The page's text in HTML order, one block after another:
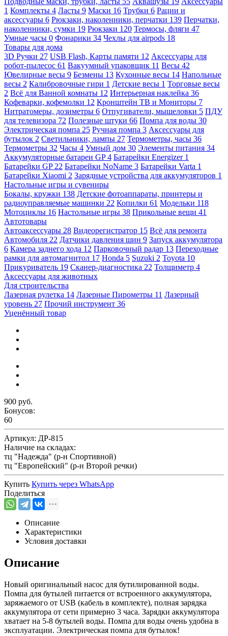
1 Комплекты 4 Ласты 9 Маски 16 Трубки 6 Рации и
аксессуары 6 Рюкзаки, наколенники, перчатки 139 Перчатки,
наколенники, сумки 19 Рюкзаки 120 Термосы, фляги 47
Умные часы 0 Фонарики 34 Чехлы для airpods 18
Товары для дома
3D Ручки 27 USB Flash, Карты памяти 12 Аксессуары для
робот-пылесос 61 Вакуумный упаковщик 11 Весы 42
Ювелирные весы 9 Безмены 13 Кухонные весы 14 Напольные
весы 2 Калибровочные гири 1 Детские весы 1 Торговые весы
2 Всё для Ванной комнаты 12 Интерьерная наклейка 36
Кофеварки, кофемолки 12 Кронштейн ТВ и Мониторы 7
Нитратомеры, дозиметры 6 Отпугиватели, мышеловки 5 ПДУ
для телевизора 72 Полезные штуки 66 Помпа для воды 30
Электрическая помпа 25 Ручная помпа 3 Аксессуары для
бутылок 2 Светильники, лампы 27 Термометры, часы 36
Термометры 32 Часы 4 Умный дом 30 Элементы питания 34
Аккумуляторные батареи GP4 Батарейки Energizer 1
Батарейки GP 22 Батарейки NoName 3 Батарейки Varta 1
Батарейки Xiaomi 2 Зарядные устройства для аккумуляторов 1
Настольные игры и сувениры
Бокалы, кружки 138 Детские фотоаппараты, принтеры и
радиоуправляемые машинки 22 Копилки 61 Модельки 118
Мотоциклы 16 Настольные игры 38 Прикольные вещи 41
Автотовары
Автоаксессуары 28 Видеорегистратор 15 Всё для ремонта
Автомобиля 22 Датчики давления шин 9 Запуск аккумулятора
6 Камера заднего хода 12 Парковочный радар 13 Переходные
рамки для автомагнитол 17 Honda 5 Suzuki 2 Toyota 10
Прикуриватель 19 Сканер-диагностика 22 Толщиметр 4
Аксессуары для животных
Для строительства
Лазерная рулетка 14 Лазерные Пирометры 11 Лазерный
уровень 27 Прочий инструмент 36
Уценённый товар
900 руб.
Бонусов:
60
Артикул: ДР-815
Наличие на складах:
тц "Надежда" (р-н Спортивной)
тц "Европейский" (р-н Второй речки)
Купить Купить через WhatsApp
Поделиться
Описание
Характеристики
Условия доставки
Описание
Новый оригинальный насос для бутилированной воды.
Помпа для бутылей питается от встроенного аккумулятора,
заряжаемого от USB (кабель в комплекте), полная зарядка
аккумулятора от сети примерно 3 часа. Зарядки аккумулятора
хватает на 5-8 бутылей воды. Помпа для воды очень удобна в
эксплуатации. Электрическая помпа для бутылок!